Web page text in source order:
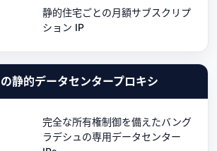
静的住宅ごとの月額サブスクリプ
ション IP
静的データセンタープロキシ
完全な所有権制御を備えたバング
ラデシュの専用データセンター